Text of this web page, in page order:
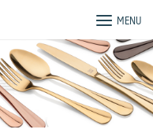
MENU